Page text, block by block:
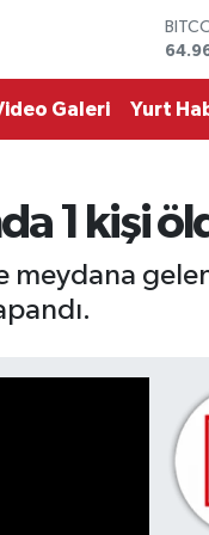
Galeri Yurt
1 kişi